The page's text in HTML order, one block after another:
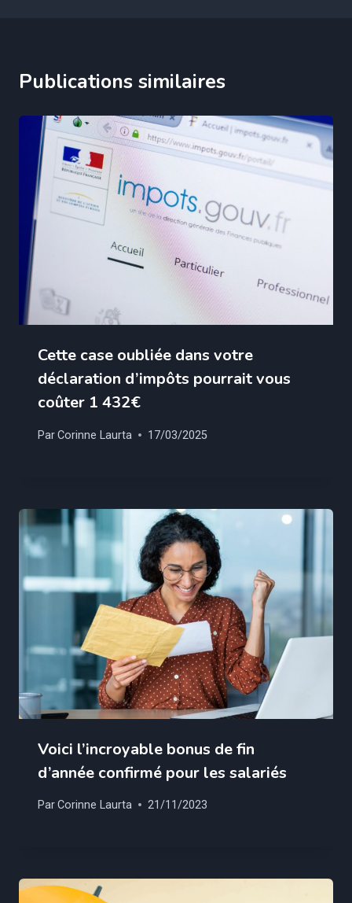
Publications similaires
Cette case oubliée dans votre
déclaration d’impôts pourrait vous
coûter 1 432€
ParCorinne Laurta 17/03/2025
Voici l’incroyable bonus de fin
d’année confirmé pour les salariés
ParCorinne Laurta 21/11/2023